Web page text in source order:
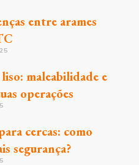
entre arames
maleabilidade e
operações
cercas: como
segurança?